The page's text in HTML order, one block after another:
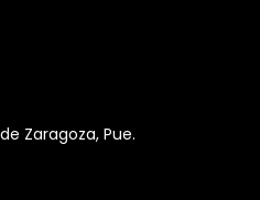
Zaragoza, Pue.